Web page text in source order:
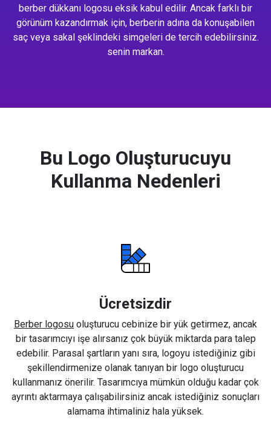
berber dükkanı logosu eksik kabul edilir. Ancak farklı bir
görünüm kazandırmak için, berberin adına da konuşabilen
saç veya sakal şeklindeki simgeleri de tercih edebilirsiniz.
senin markan.
Bu Logo Oluşturucuyu
Kullanma Nedenleri
Ücretsizdir
Berber logosu oluşturucu cebinize bir yük getirmez, ancak
bir tasarımcıyı işe alırsanız çok büyük miktarda para talep
edebilir. Parasal şartların yanı sıra, logoyu istediğiniz gibi
şekillendirmenize olanak tanıyan bir logo oluşturucu
kullanmanız önerilir. Tasarımcıya mümkün olduğu kadar çok
ayrıntı aktarmaya çalışabilirsiniz ancak istediğiniz sonuçları
alamama ihtimaliniz hala yüksek.